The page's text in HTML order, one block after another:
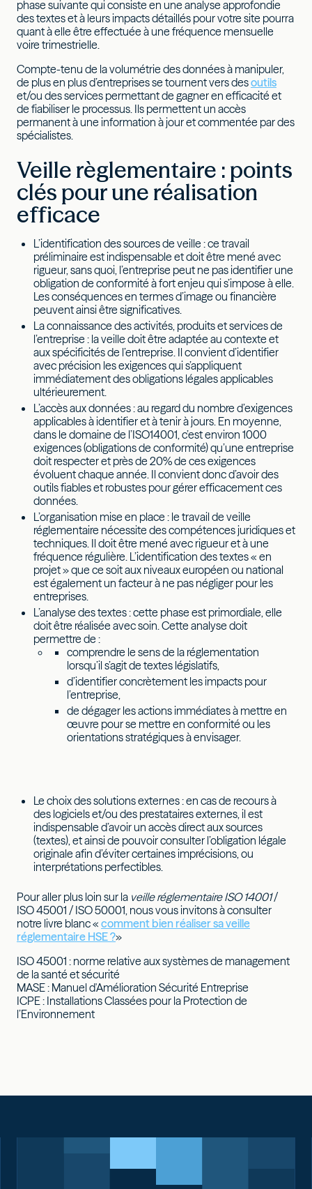
phase suivante qui consiste en une analyse approfondie
des textes et à leurs impacts détaillés pour votre site pourra
quant à elle être effectuée à une fréquence mensuelle
voire trimestrielle.
Compte-tenu de la volumétrie des données à manipuler,
de plus en plus d’entreprises se tournent vers desoutils
et/ou des services permettant de gagner en efficacité et
de fiabiliser le processus. Ils permettent un accès
permanent à une information à jour et commentée par des
spécialistes.
Veille règlementaire : points
clés pour une réalisation
efficace
L’identification des sources de veille : ce travail
préliminaire est indispensable et doit être mené avec
rigueur, sans quoi, l’entreprise peut ne pas identifier une
obligation de conformité à fort enjeu qui s’impose à elle.
Les conséquences en termes d’image ou financière
peuvent ainsi être significatives.
La connaissance des activités, produits et services de
l’entreprise : la veille doit être adaptée au contexte et
aux spécificités de l’entreprise. Il convient d’identifier
avec précision les exigences qui s’appliquent
immédiatement des obligations légales applicables
ultérieurement.
L’accès aux données : au regard du nombre d’exigences
applicables à identifier et à tenir à jours. En moyenne,
dans le domaine de l’ISO14001, c’est environ 1000
exigences (obligations de conformité) qu’une entreprise
doit respecter et près de 20% de ces exigences
évoluent chaque année. Il convient donc d’avoir des
outils fiables et robustes pour gérer efficacement ces
données.
L’organisation mise en place : le travail de veille
réglementaire nécessite des compétences juridiques et
techniques. Il doit être mené avec rigueur et à une
fréquence régulière. L’identification des textes « en
projet » que ce soit aux niveaux européen ou national
est également un facteur à ne pas négliger pour les
entreprises.
L’analyse des textes : cette phase est primordiale, elle
doit être réalisée avec soin. Cette analyse doit
permettre de :
comprendre le sens de la réglementation
lorsqu’il s’agit de textes législatifs,
d’identifier concrètement les impacts pour
l’entreprise,
de dégager les actions immédiates à mettre en
œuvre pour se mettre en conformité ou les
orientations stratégiques à envisager.
Le choix des solutions externes : en cas de recours à
des logiciels et/ou des prestataires externes, il est
indispensable d’avoir un accès direct aux sources
(textes), et ainsi de pouvoir consulter l’obligation légale
originale afin d’éviter certaines imprécisions, ou
interprétations perfectibles.
Pour aller plus loin sur la veille réglementaire ISO 14001/
ISO 45001 / ISO 50001, nous vous invitons à consulter
notre livre blanc « comment bien réaliser sa veille
réglementaire HSE ?»
ISO 45001 : norme relative aux systèmes de management
de la santé et sécurité
MASE : Manuel d'Amélioration Sécurité Entreprise
ICPE : Installations Classées pour la Protection de
l’Environnement